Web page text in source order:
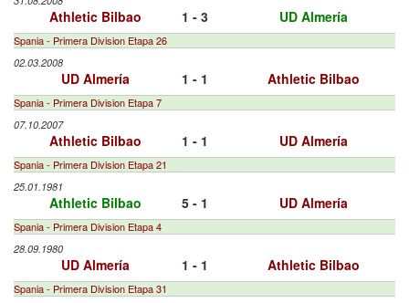
Athletic Bilbao 1 - 3 UD Almería
Spania - Primera Division Etapa 26
02.03.2008
UD Almería 1 - 1 Athletic Bilbao
Spania - Primera Division Etapa 7
07.10.2007
Athletic Bilbao 1 - 1 UD Almería
Spania - Primera Division Etapa 21
25.01.1981
Athletic Bilbao 5 - 1 UD Almería
Spania - Primera Division Etapa 4
28.09.1980
UD Almería 1 - 1 Athletic Bilbao
Spania - Primera Division Etapa 31